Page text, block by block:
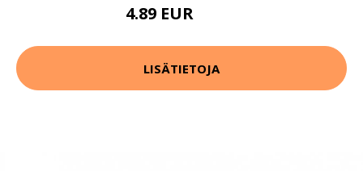
4.89 EUR
LISÄTIETOJA